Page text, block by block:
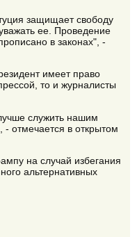
защищает свободу
ее. Проведение
в законах", -
имеет право
то и журналисты
служить нашим
отмечается в открытом
на случай избегания
альтернативных